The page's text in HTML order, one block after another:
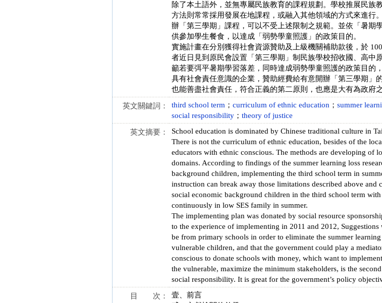
除了本土語外，並無專屬民族教育的課程規劃。學校推展民族
方法則常常採用發展在地課程，或融入其他領域的方式來進行
辦「第三學期」課程，可以不受上述限制之規範。並依「暑期
供參加學生餐食，以達成「弱勢學童照護」的政策目的。
實施計畫在分別獲得社會資源贊助及上級機關補助款後，於
者近日見到原民會設置「第三學期」制民族學校招收國、高中
籲若要弭平暑期學習落差，同時達成弱勢學童照護的政策目的
具有社會責任意識的企業，贊助經費給有意開辦「第三學期」
也能善盡社會責任，符合正義的第二原則，也應是大有為政府
英文關鍵詞： third school term ； curriculum of ethnic education ； summer
social responsibility ； theory of justice
英文摘要：
School education is dominated by Chinese traditional culture in
There is not the curriculum of ethnic education, besides of the
educators with ethnic conscious. The methods are developing of
domains. According to findings of the summer learning loss
background children, implementing the third school term in
instruction can break away those limitations described above
social economic background children in the third school term
continuously in low SES family in summer.
The implementing plan was donated by social resource
to the experience of implementing in 2011 and 2012,
be from primary schools in order to eliminate the summer
vulnerable children, and that the government could play a
conscious to donate schools with money, which want to
the vulnerable, maximize the minimum stakeholders, is the
social responsibility. It is great for the government’s policy
目 次：
壹、前言